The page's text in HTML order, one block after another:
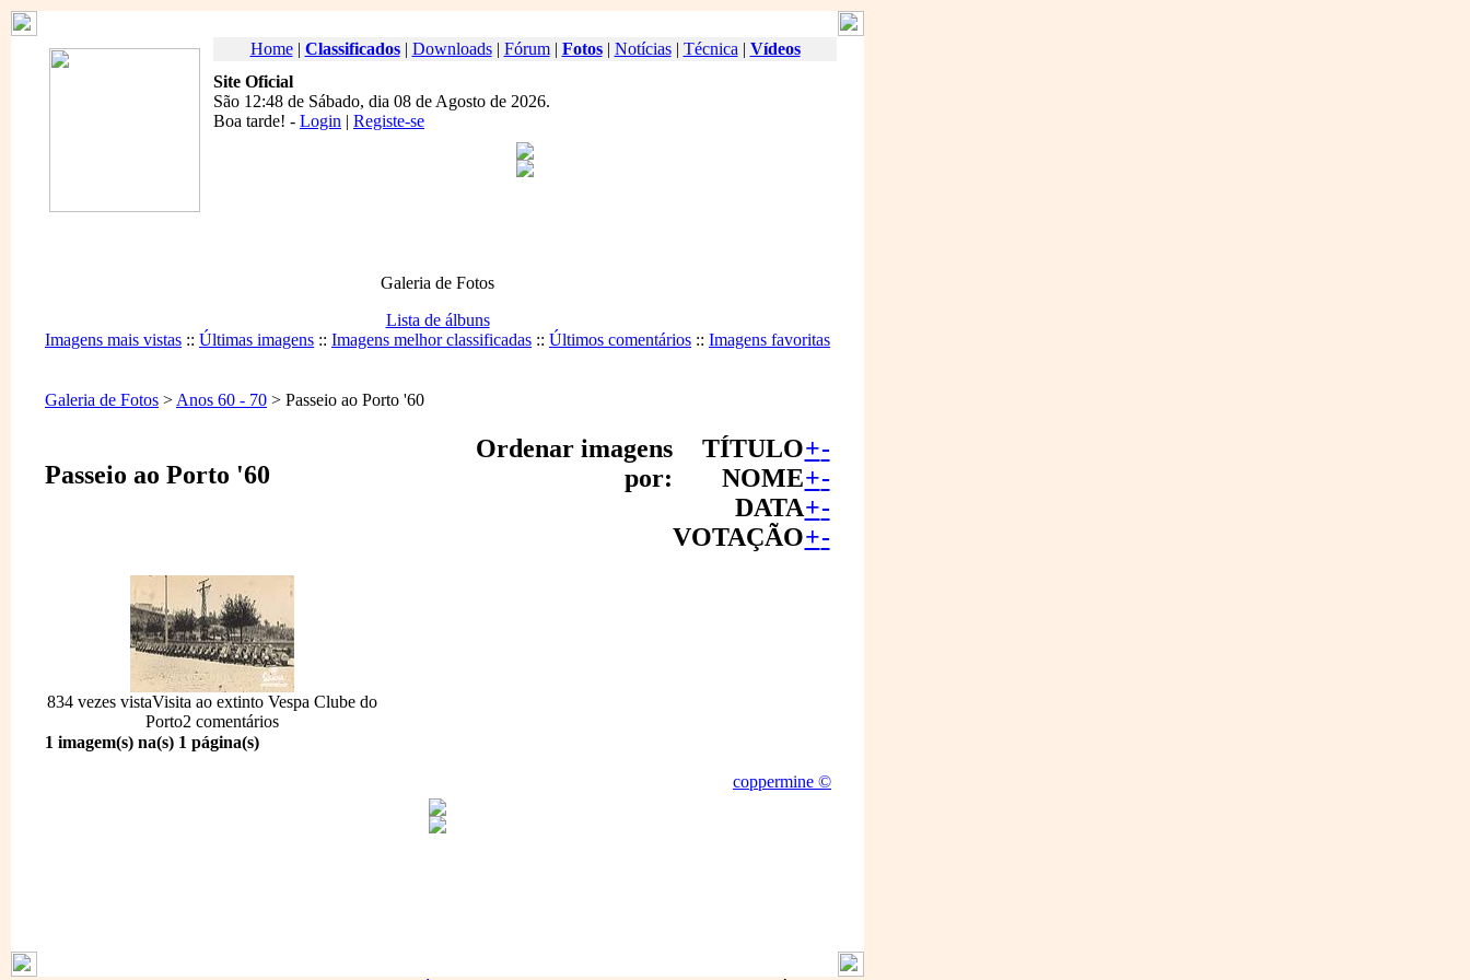
Home| Classificados| Downloads| Fórum| Fotos| Notícias| Técnica | Vídeos
Site Oficial
São 12:48 de Sábado, dia 08 de Agosto de 2026.
Boa tarde! - Login | Registe-se
Galeria de Fotos
Lista de álbuns
Imagens mais vistas :: Últimas imagens :: Imagens melhor classificadas :: Últimos comentários :: Imagens favoritas
Galeria de Fotos > Anos 60 - 70 > Passeio ao Porto '60
Passeio ao Porto '60
Ordenar imagens
por:
TÍTULO+-
NOME+-
DATA+-
VOTAÇÃO+-
834 vezes vistaVisita ao extinto Vespa Clube do
Porto2 comentários
1 imagem(s) na(s) 1 página(s)
coppermine ©